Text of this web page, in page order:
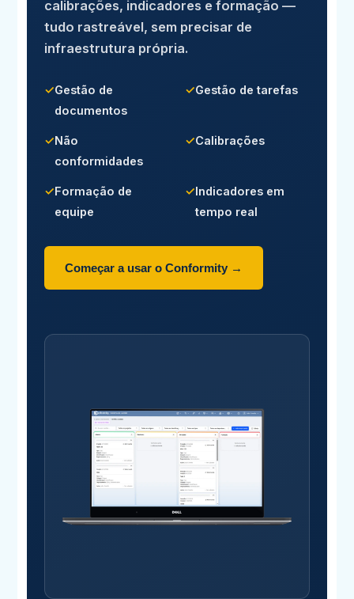
calibrações, indicadores e formação —
tudo rastreável, sem precisar de
infraestrutura própria.
✓Gestão de
documentos
✓Gestão de tarefas
✓Não
conformidades
✓Calibrações
✓Formação de
equipe
✓Indicadores em
tempo real
Começar a usar o Conformity →